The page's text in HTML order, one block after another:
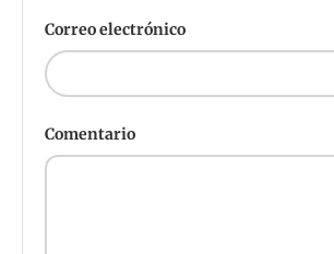
Correo electrónico
Comentario